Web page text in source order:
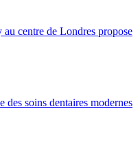
centre de Londres propose
soins dentaires modernes